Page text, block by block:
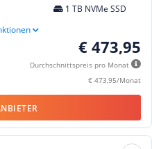
1 TB NVMe SSD
€ 473,95
Durchschnittspreis pro Monat
€ 473,95/Monat